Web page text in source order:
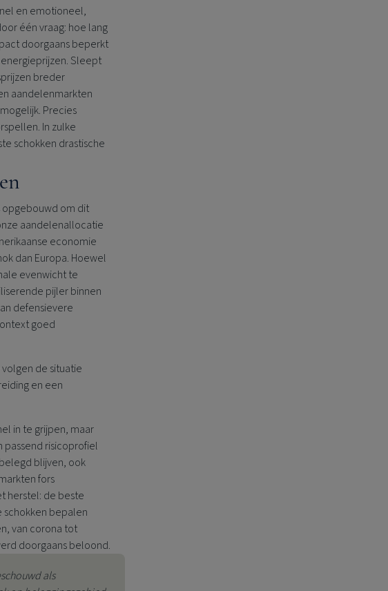
en emotioneel,
één vraag: hoe lang
doorgaans beperkt
Sleept
breder
aandelenmarkten
Precies
In zulke
schokken drastische
opgebouwd om dit
aandelenallocatie
economie
dan Europa. Hoewel
evenwicht te
pijler binnen
defensievere
goed
de situatie
en een
in te grijpen, maar
passend risicoprofiel
blijven, ook
fors
herstel: de beste
schokken bepalen
van corona tot
doorgaans beloond.
als